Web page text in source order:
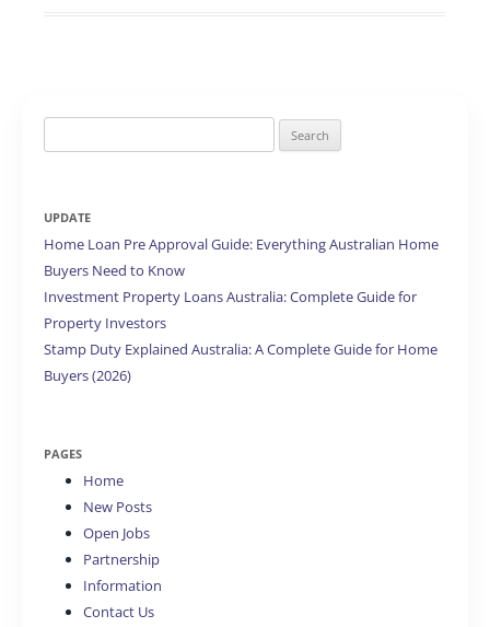
for:
UPDATE
Home Loan Pre Approval Guide: Everything Australian Home
Buyers Need to Know
Investment Property Loans Australia: Complete Guide for
Property Investors
Stamp Duty Explained Australia: A Complete Guide for Home
Buyers (2026)
PAGES
Home
New Posts
Open Jobs
Partnership
Information
Contact Us